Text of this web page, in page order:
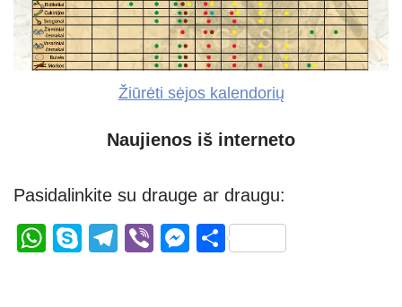
Žiūrėti sėjos kalendorių
Naujienos iš interneto
Pasidalinkite su drauge ar draugu:
W
S
T
Vi
M S